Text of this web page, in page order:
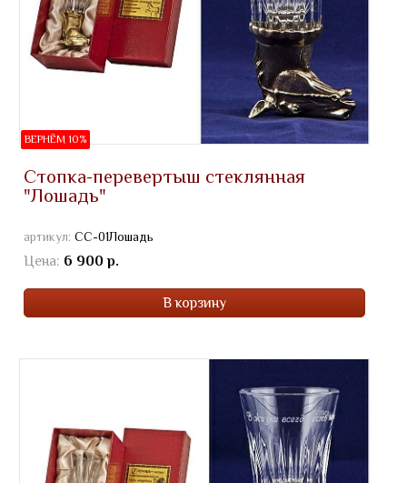
ВЕРНЁМ 10%
Стопка-перевертыш стеклянная
"Лошадь"
артикул: СС-01Лошадь
Цена: 6 900 р.
В корзину